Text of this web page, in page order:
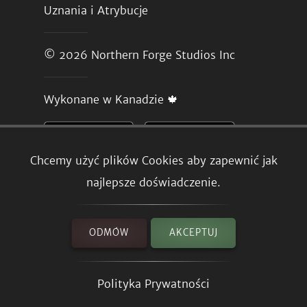
Chcemy użyć plików Cookies aby zapewnić jak
najlepsze doświadczenie.
ODMÓW AKCEPTUJ
Polityka Prywatności
Uznania i Atrybucje
© 2026 Northern Forge Studios Inc
Wykonane w Kanadzie 🍁